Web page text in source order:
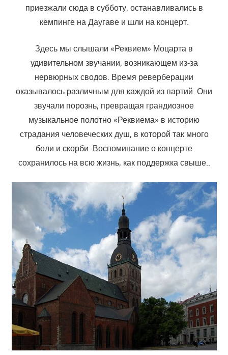
приезжали сюда в субботу, останавливались в
кемпинге на Даугаве и шли на концерт.
Здесь мы слышали «Реквием» Моцарта в
удивительном звучании, возникающем из-за
нервюрных сводов. Время реверберации
оказывалось различным для каждой из партий. Они
звучали порознь, превращая грандиозное
музыкальное полотно «Реквиема» в историю
страдания человеческих душ, в которой так много
боли и скорби. Воспоминание о концерте
сохранилось на всю жизнь, как поддержка свыше..